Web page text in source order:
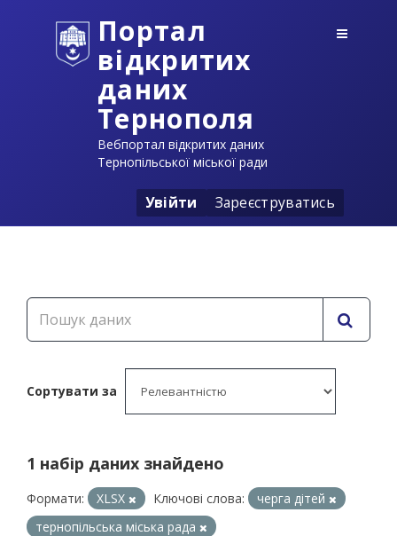
Портал
відкритих
даних
Тернополя
Вебпортал відкритих даних
Тернопільської міської ради
Увійти Зареєструватись
Сортувати за
1 набір даних знайдено
Формати: XLSX Ключові слова:
черга дітей
тернопільська міська рада